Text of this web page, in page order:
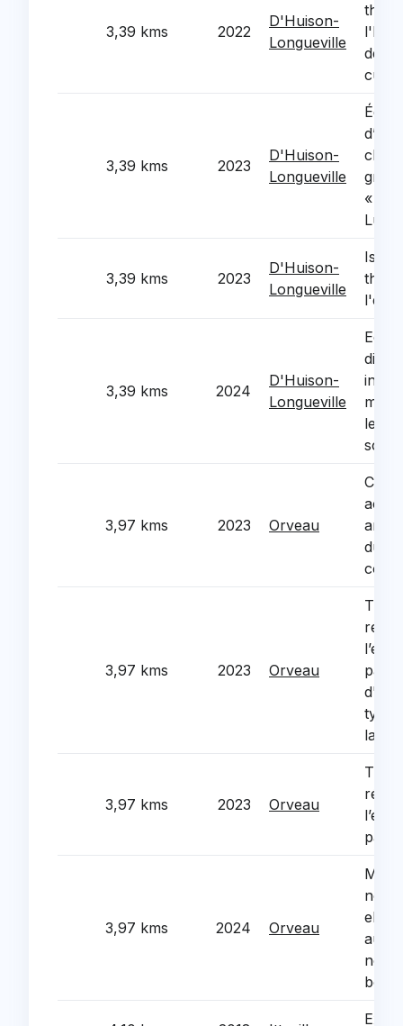
3,39 kms 2022
D'Huison-
Longueville
de
3,39 kms 2023
D'Huison-
Longueville
«
3,39 kms 2023
D'Huison-
Longueville
3,39 kms 2024
D'Huison-
Longueville
le
3,97 kms 2023 Orveau
du
3,97 kms 2023 Orveau
par
type
3,97 kms 2023 Orveau
3,97 kms 2024 Orveau
Mise
bon